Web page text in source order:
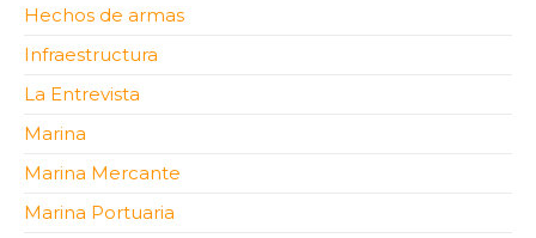
Hechos de armas
Infraestructura
La Entrevista
Marina
Marina Mercante
Marina Portuaria